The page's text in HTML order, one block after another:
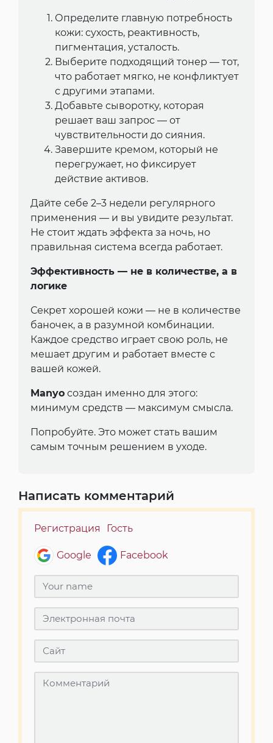
Определите главную потребность
кожи: сухость, реактивность,
пигментация, усталость.
Выберите подходящий тонер — тот,
что работает мягко, не конфликтует
с другими этапами.
Добавьте сыворотку, которая
решает ваш запрос — от
чувствительности до сияния.
Завершите кремом, который не
перегружает, но фиксирует
действие активов.
Дайте себе 2–3 недели регулярного
применения — и вы увидите результат.
Не стоит ждать эффекта за ночь, но
правильная система всегда работает.
Эффективность — не в количестве, а в
логике
Секрет хорошей кожи — не в количестве
баночек, а в разумной комбинации.
Каждое средство играет свою роль, не
мешает другим и работает вместе с
вашей кожей.
Manyo создан именно для этого:
минимум средств — максимум смысла.
Попробуйте. Это может стать вашим
самым точным решением в уходе.
Написать комментарий
Регистрация Гость
Google Facebook